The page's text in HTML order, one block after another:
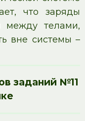
что заряды
между телами,
вне системы –
заданий №11